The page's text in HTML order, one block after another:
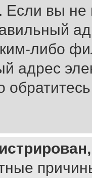
Если вы
либо
адрес